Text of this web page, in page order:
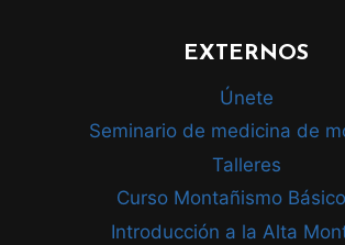
EXTERNOS
Únete
Seminario de medicina de
Talleres
Curso Montañismo
Introducción a la Alta